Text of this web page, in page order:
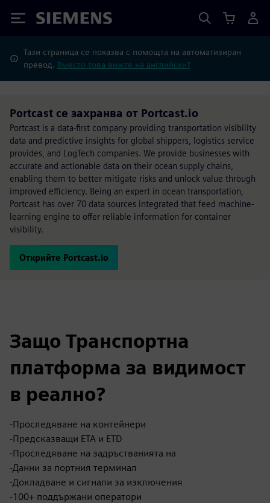
Siemens
Тази страница се показва с помощта на автоматизиран
превод. Вместо това вижте на английски?
Portcast се захранва от Portcast.io
Portcast is a data-first company providing transportation visibility
data and predictive insights for global shippers, logistics service
provides, and LogTech companies. We provide businesses with
accurate and actionable data on their ocean supply chains,
enabling them to better mitigate risks and unlock value through
improved efficiency. Being an expert in ocean transportation,
Portcast has over 70 data sources integrated that feed machine-
learning engine to offer reliable information for container
visibility.
Открийте Portcast.io
Защо Транспортна
платформа за видимост
в реално?
-Проследяване на контейнери
-Предсказващи ETA и ETD
-Проследяване на задръстванията на
-Данни за портния терминал
-Докладване и сигнали за изключения
-100+ поддържани оператори